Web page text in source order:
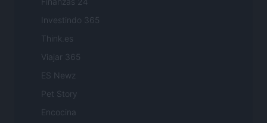
Investindo 365
Think.es
Viajar 365
ES Newz
Pet Story
Encocina